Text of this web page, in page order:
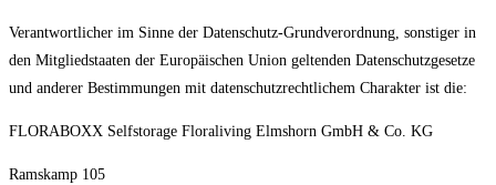
Verantwortlicher im Sinne der Datenschutz-Grundverordnung, sonstiger in
den Mitgliedstaaten der Europäischen Union geltenden Datenschutzgesetze
und anderer Bestimmungen mit datenschutzrechtlichem Charakter ist die:
FLORABOXX Selfstorage Floraliving Elmshorn GmbH & Co. KG
Ramskamp 105